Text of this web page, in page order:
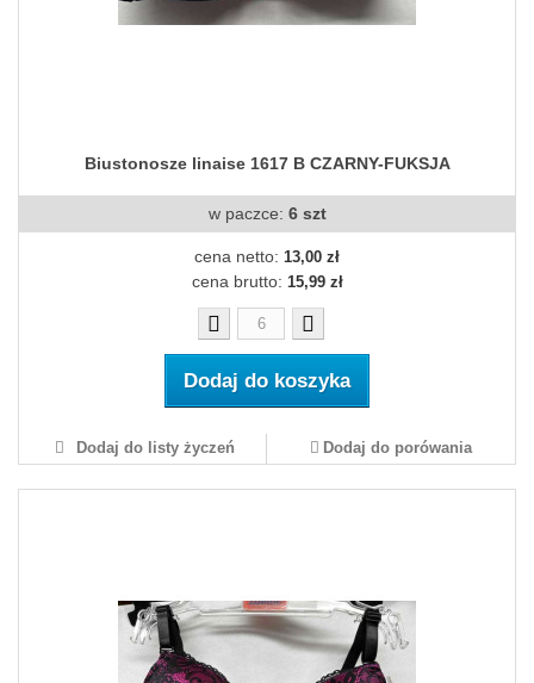
Biustonosze linaise 1617 B CZARNY-FUKSJA
w paczce: 6 szt
cena netto: 13,00 zł
cena brutto: 15,99 zł
Dodaj do koszyka
Dodaj do listy życzeń Dodaj do porówania